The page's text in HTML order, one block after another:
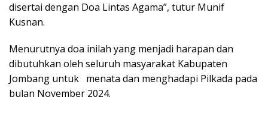
disertai dengan Doa Lintas Agama”, tutur Munif
Kusnan.
Menurutnya doa inilah yang menjadi harapan dan
dibutuhkan oleh seluruh masyarakat Kabupaten
Jombang untuk menata dan menghadapi Pilkada pada
bulan November 2024.